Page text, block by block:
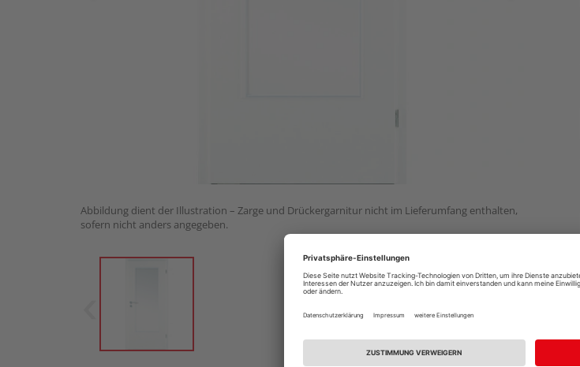
Abbildung dient der Illustration – Zarge und Drückergarnitur nicht im Lieferumfang enthalten,
sofern nicht anders angegeben.